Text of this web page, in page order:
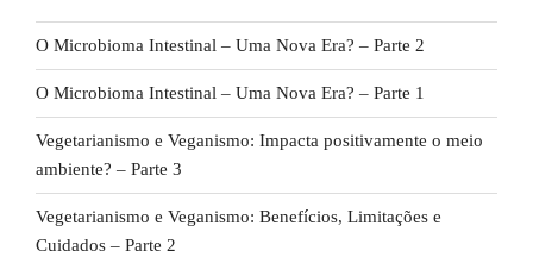
O Microbioma Intestinal – Uma Nova Era? – Parte 2
O Microbioma Intestinal – Uma Nova Era? – Parte 1
Vegetarianismo e Veganismo: Impacta positivamente o meio
ambiente? – Parte 3
Vegetarianismo e Veganismo: Benefícios, Limitações e
Cuidados – Parte 2